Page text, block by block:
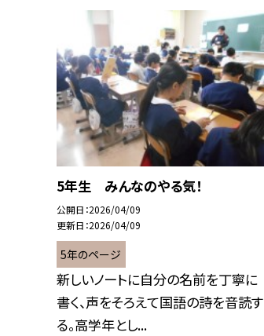
5年生 みんなのやる気！
公開日 2026/04/09
更新日 2026/04/09
5年のページ
新しいノートに自分の名前を丁寧に
書く、声をそろえて国語の詩を音読す
る。高学年とし...